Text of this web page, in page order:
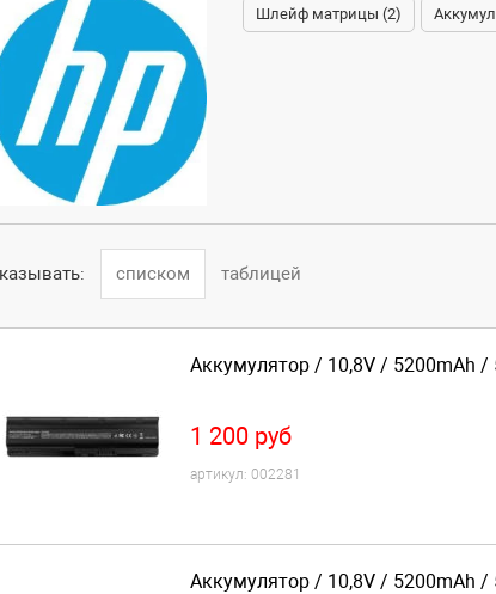
Шлейф матрицы (2)
списком таблицей
Аккумулятор / 10,8V / 5200mAh /
1 200 руб
артикул: 002281
Аккумулятор / 10,8V / 5200mAh /